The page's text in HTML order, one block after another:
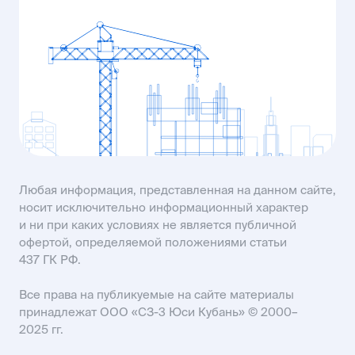
MAIL61@USIMAIL.RU
KISLOVODSK@USIMAIL.RU
пр-кт Строителей, 93А
SALES61@USIMAIL.RU
Любая информация, представленная на данном сайте,
носит исключительно информационный характер
и ни при каких условиях не является публичной
офертой, определяемой положениями статьи
437 ГК РФ.
Все права на публикуемые на сайте материалы
принадлежат ООО «СЗ-3 Юси Кубань» © 2000–
2025 гг.